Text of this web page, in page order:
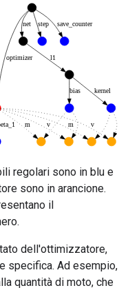
regolari sono in blu e
sono in arancione.
il
dell'ottimizzatore,
specifica. Ad esempio,
quantità di moto, che